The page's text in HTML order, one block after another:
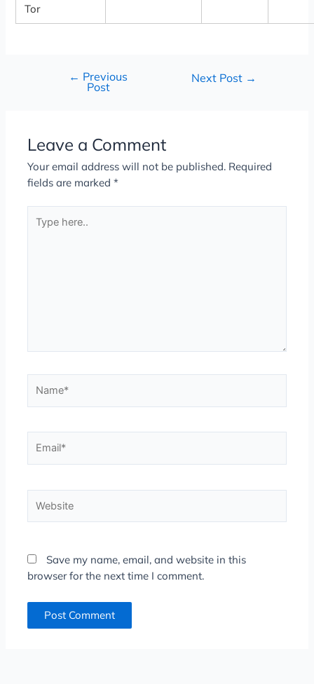
Tor
← Previous
Post
Next Post →
Leave a Comment
Your email address will not be published. Required
fields are marked*
here..
Save my name, email, and website in this
browser for the next time I comment.